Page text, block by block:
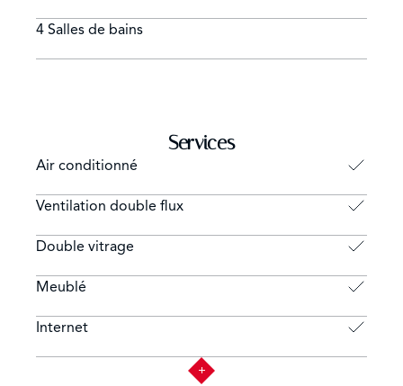
4 Salles de bains
Services
Air conditionné
Ventilation double flux
Double vitrage
Meublé
Internet